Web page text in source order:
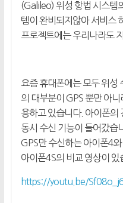
(Galileo) 위성 항법 시스템
템이 완비되지않아 서비스
프로젝트에는 우리나라도
요즘 휴대폰에는 모두 위성
의 대부분이 GPS 뿐만 아
용하고 있습니다. 아이폰의
동시 수신 기능이 들어갔습
GPS만 수신하는 아이폰4
아이폰4S의 비교 영상이 있
https://youtu.be/